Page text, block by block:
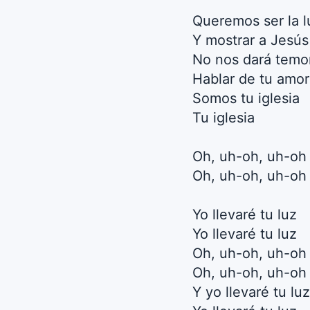
Queremos ser la
Y mostrar a Jesús
No nos dará
Hablar de tu amor
Somos tu iglesia
Tu iglesia
Oh, uh-oh, uh-oh
Oh, uh-oh, uh-oh
Yo llevaré tu luz
Yo llevaré tu luz
Oh, uh-oh, uh-oh
Oh, uh-oh, uh-oh
Y yo llevaré tu luz